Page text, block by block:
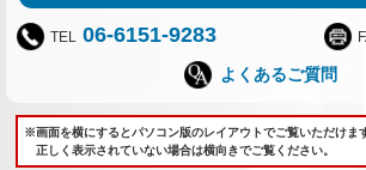
TEL 06-6151-9283
よくあるご質問
※画面を横にするとパソコン版のレイアウトでご覧いただけま
正しく表示されていない場合は横向きでご覧ください。